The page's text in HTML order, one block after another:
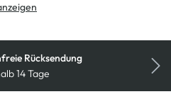
Rücksendung
14 Tage